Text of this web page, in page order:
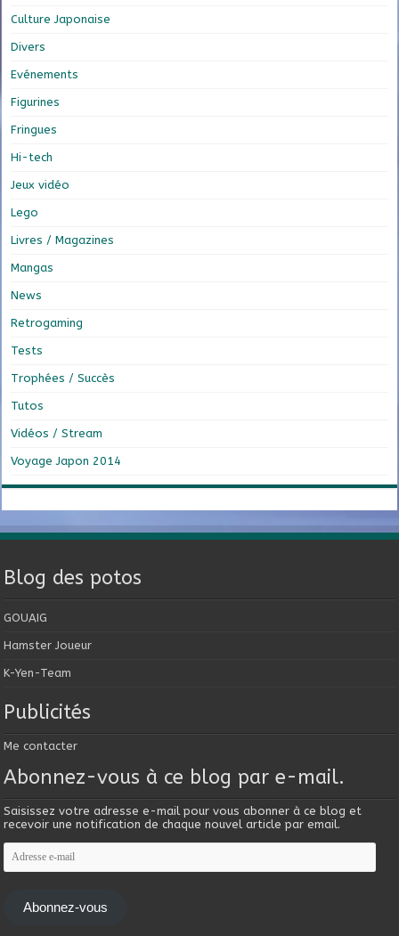
Culture Japonaise
Divers
Evénements
Figurines
Fringues
Hi-tech
Jeux vidéo
Lego
Livres / Magazines
Mangas
News
Retrogaming
Tests
Trophées / Succès
Tutos
Vidéos / Stream
Voyage Japon 2014
Blog des potos
GOUAIG
Hamster Joueur
K-Yen-Team
Publicités
Me contacter
Abonnez-vous à ce blog par e-mail.
Saisissez votre adresse e-mail pour vous abonner à ce blog et
recevoir une notification de chaque nouvel article par email.
Adresse
e-
mail
Abonnez-vous